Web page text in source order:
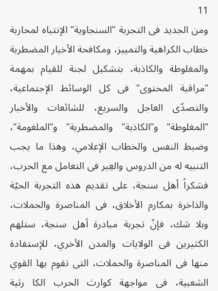
11
ومن الجديد فى التجربة "السنجاوية" الإنتباه لمحاربة
خطاب الكراهية والتمييز، ومكافحة الأخبار المضطربة
والمغلوطة والكاذبة، بتشكيل لجنة للقيام بمهمة
"مراقبة المحتوى" فى كل الوسائط الإجتماعية،
والتصدّى العاجل والسريع، للشائعات والأخبار
"المغلوطة" و"الكاذبة" والمضطربة" و"الملغومة"،
وضبط النفس والخطاب الإعلامي، وهذا ما يجب
التنبيه له من الدروس والعِبر فى التعامل مع الحرب،
فشكراً أهل سنجة، على تقديم هذه التجربة الحيّة
والذاخرة بمكارم الأخلاق، فى المناصرة والحملات،
وبلا شك، فإنّ تجربة مبادرة أهل سنجة، ستلهم
الكثيرين فى الولايات والمدن الأخري، للإستفادة
منها فى المناصرة والحملات، التى تقوم بها القوي
الشعبية، فى مواجهة كوارث الحرب الكا رثية